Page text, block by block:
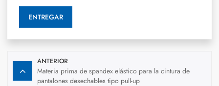
ENTREGAR
ANTERIOR
Materia prima de spandex elástico para la cintura de
pantalones desechables tipo pull-up